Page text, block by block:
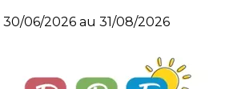
30/06/2026 au 31/08/2026